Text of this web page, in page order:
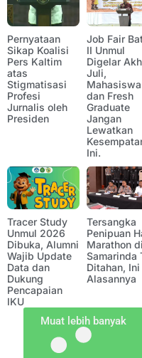
Pernyataan
Sikap Koalisi
Pers Kaltim
atas
Stigmatisasi
Profesi
Jurnalis oleh
Presiden
Job Fair
II Unmul
Digelar
Juli,
Mahasiswa
dan Fresh
Graduate
Jangan
Lewatkan
Ini.
Tracer Study
Unmul 2026
Dibuka, Alumni
Wajib Update
Data dan
Dukung
Pencapaian
IKU
Tersangka
Penipuan
Marathon di
Samarinda
Ditahan, Ini
Alasannya
Muat lebih banyak